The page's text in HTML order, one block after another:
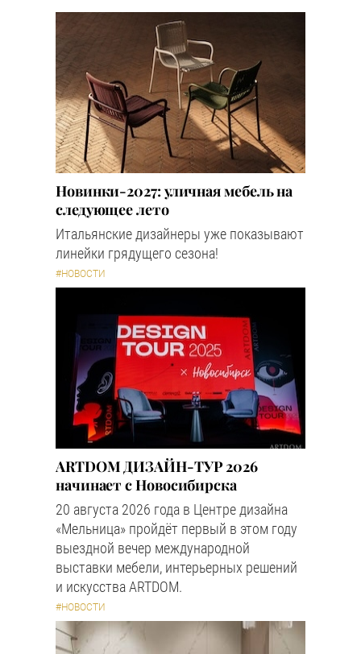
Новинки-2027: уличная мебель на
следующее лето
Итальянские дизайнеры уже показывают
линейки грядущего сезона!
#НОВОСТИ
ARTDOM ДИЗАЙН-ТУР 2026
начинает с Новосибирска
20 августа 2026 года в Центре дизайна
«Мельница» пройдёт первый в этом году
выездной вечер международной
выставки мебели, интерьерных решений
и искусства ARTDOM.
#НОВОСТИ